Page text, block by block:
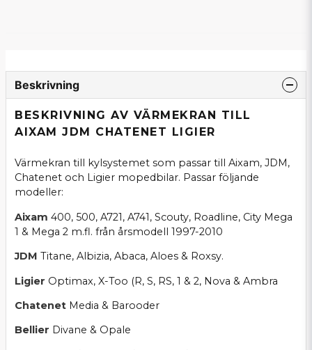
Beskrivning
BESKRIVNING AV VÄRMEKRAN TILL
AIXAM JDM CHATENET LIGIER
Värmekran till kylsystemet som passar till Aixam, JDM,
Chatenet och Ligier mopedbilar. Passar följande
modeller:
Aixam 400, 500, A721, A741, Scouty, Roadline, City Mega
1 & Mega 2 m.fl. från årsmodell 1997-2010
JDM Titane, Albizia, Abaca, Aloes & Roxsy.
Ligier Optimax, X-Too (R, S, RS, 1 & 2, Nova & Ambra
Chatenet Media & Barooder
Bellier Divane & Opale